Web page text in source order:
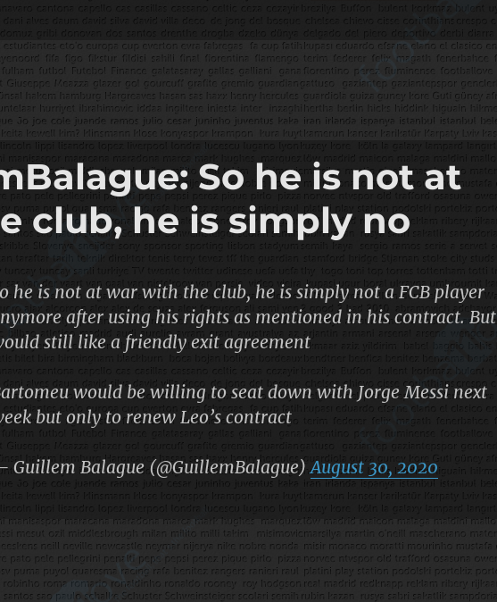
So he is not at
club, he is simply no
he is not at war with the club, he is simply not a FCB player
after using his rights as mentioned in his contract. But
still like a friendly exit agreement
would be willing to seat down with Jorge Messi next
but only to renew Leo’s contract
Guillem Balague (@GuillemBalague)August 30, 2020